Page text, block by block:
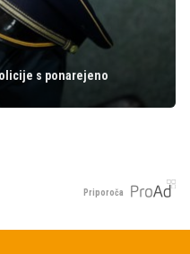
s ponarejeno
Priporoča